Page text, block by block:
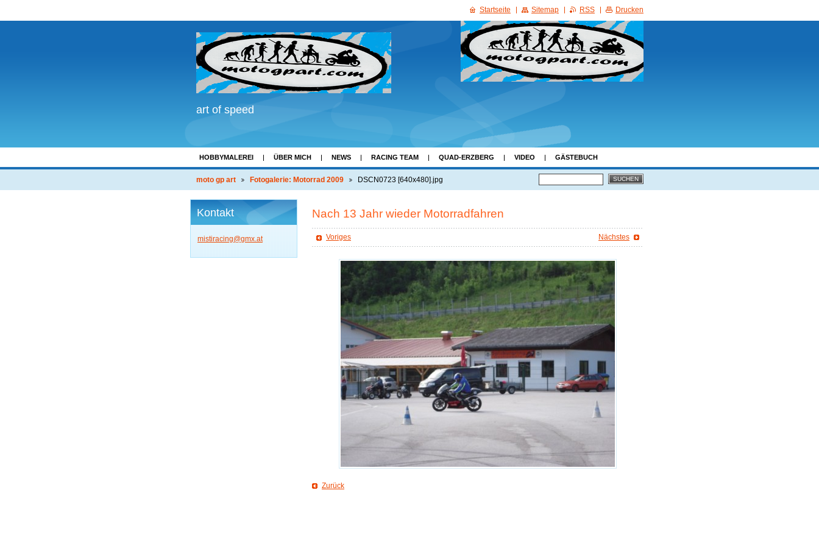
art of speed
HOBBYMALEREI ÜBER MICH NEWS RACING TEAM QUAD-ERZBERG VIDEO GÄSTEBUCH
moto gp art Fotogalerie: Motorrad 2009 DSCN0723 [640x480].jpg
Nach 13 Jahr wieder Motorradfahren
Voriges Nächstes
Zurück
Kontakt
mistiracing@gmx.at
Startseite Sitemap RSS Drucken